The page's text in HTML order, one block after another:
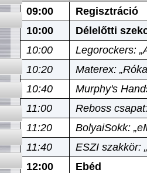
09:00
Regisztráció
10:00
Délelőtti
10:00
Legorockers:
10:20
Materex:
10:40
Murphy's
11:00
Reboss
11:20
BolyaiSokk:
11:40
ESZI szakkör:
12:00
Ebéd